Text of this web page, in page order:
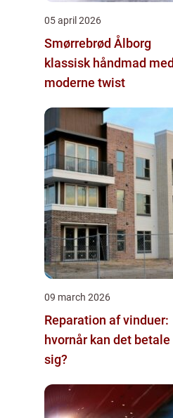
05 april 2026
Smørrebrød Ålborg
klassisk håndmad med
moderne twist
09 march 2026
Reparation af vinduer:
hvornår kan det betale
sig?